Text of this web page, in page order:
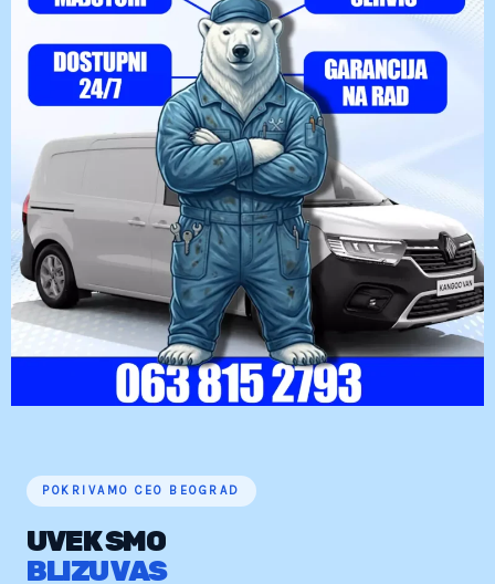
POKRIVAMO CEO BEOGRAD
UVEK SMO
BLIZU VAS